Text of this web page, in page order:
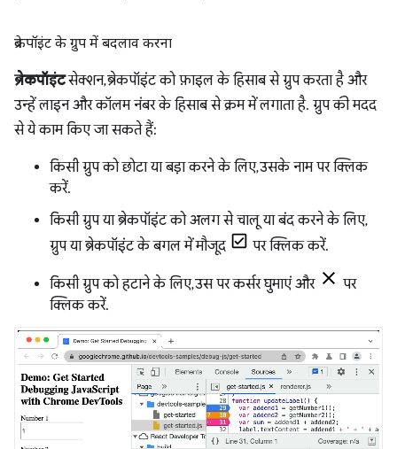
ब्रेकपॉइंट के ग्रुप में बदलाव करना
ब्रेकपॉइंटसेक्शन, ब्रेकपॉइंट को फ़ाइल के हिसाब से ग्रुप करता है और
उन्हें लाइन और कॉलम नंबर के हिसाब से क्रम में लगाता है. ग्रुप की मदद
से ये काम किए जा सकते हैं:
किसी ग्रुप को छोटा या बड़ा करने के लिए, उसके नाम पर क्लिक
करें.
किसी ग्रुप या ब्रेकपॉइंट को अलग से चालू या बंद करने के लिए,
ग्रुप या ब्रेकपॉइंट के बगल में मौजूद
पर क्लिक करें.
किसी ग्रुप को हटाने के लिए, उस पर कर्सर घुमाएं और
पर
क्लिक करें.